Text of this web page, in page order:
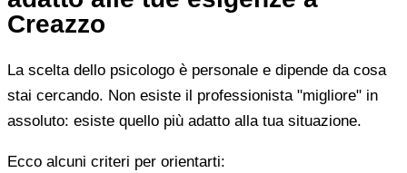
Creazzo
La scelta dello psicologo è personale e dipende da cosa
stai cercando. Non esiste il professionista "migliore" in
assoluto: esiste quello più adatto alla tua situazione.
Ecco alcuni criteri per orientarti: